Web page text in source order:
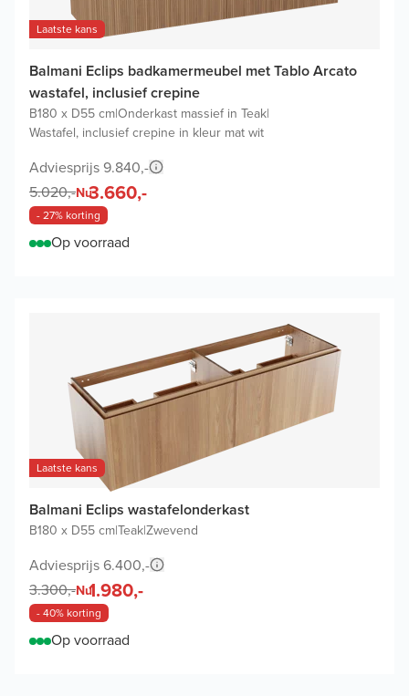
Laatste kans
Balmani Eclips badkamermeubel met Tablo Arcato
wastafel, inclusief crepine
B180 x D55 cm|Onderkast massief in Teak|
Wastafel, inclusief crepine in kleur mat wit
Adviesprijs 9.840,-
5.020,-Nu3.660,-
- 27% korting
Op voorraad
Laatste kans
Balmani Eclips wastafelonderkast
B180 x D55 cm|Teak|Zwevend
Adviesprijs 6.400,-
3.300,-Nu1.980,-
- 40% korting
Op voorraad